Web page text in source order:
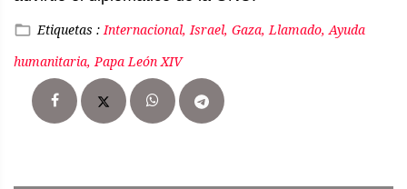
Etiquetas : Internacional, Israel, Gaza, Llamado, Ayuda
humanitaria, Papa León XIV